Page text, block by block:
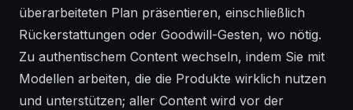
überarbeiteten Plan präsentieren, einschließlich
Rückerstattungen oder Goodwill-Gesten, wo nötig.
Zu authentischem Content wechseln, indem Sie mit
Modellen arbeiten, die die Produkte wirklich nutzen
und unterstützen; aller Content wird vor der